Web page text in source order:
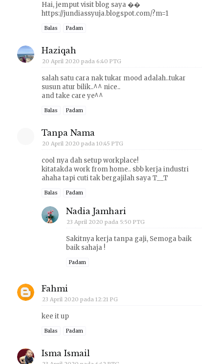
Hai, jemput visit blog saya ��
https://jundiassyuja.blogspot.com/?m=1
Balas Padam
Haziqah
20 April 2020 pada 6:40 PTG
salah satu cara nak tukar mood adalah..tukar
susun atur bilik..^^ nice..
and take care ye^^
Balas Padam
Tanpa Nama
20 April 2020 pada 10:45 PTG
cool nya dah setup workplace!
kitatakda work from home.. sbb kerja industri
ahaha tapi cuti tak bergajilah saya T__T
Balas Padam
Nadia Jamhari
23 April 2020 pada 5:50 PTG
Sakitnya kerja tanpa gaji, Semoga baik
baik sahaja !
Padam
Fahmi
23 April 2020 pada 12:21 PG
kee it up
Balas Padam
Isma Ismail